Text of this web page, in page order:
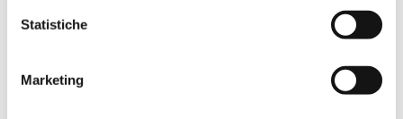
Statistiche
Marketing
per
problemi complessi, come la povertà